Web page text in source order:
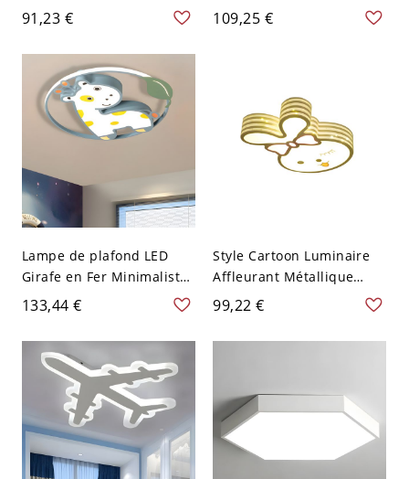
de Citron Style Enfant
Plafonnier LED pour
Maternelle - Jaune 110 V-
120 V 45,72 cm Blanc
91,23 €
plafond avec éclairage
LED bleu et motif de
109,25 €
Lampe de plafond LED
Girafe en Fer Minimaliste
Bleue pour Chambre
d'Enfant
133,44 €
Style Cartoon Luminaire
Affleurant Métallique
Blanc Plafonnier LED pour
Salle des Enfants - 110 V-
120 V Blanc Chaud Lapin
99,22 €